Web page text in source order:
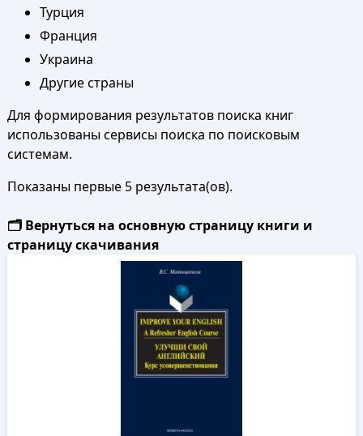
Турция
Франция
Украина
Другие страны
Для формирования результатов поиска книг
использованы сервисы поиска по поисковым
системам.
Показаны первые 5 результата(ов).
🗂️ Вернуться на основную страницу книги и
страницу скачивания